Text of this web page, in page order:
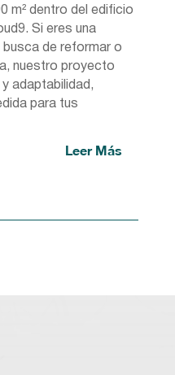
m² dentro del edificio
Si eres una
de reformar o
nuestro proyecto
adaptabilidad,
para tus
Leer Más